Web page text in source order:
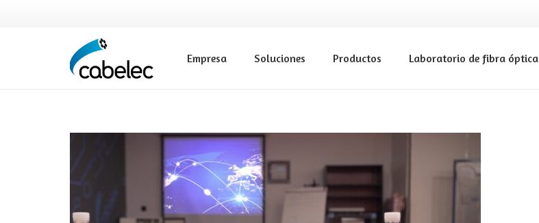
Empresa Soluciones Productos Laboratorio de fibra óptica